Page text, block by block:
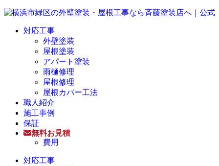
対応工事
外壁塗装
屋根塗装
アパート塗装
雨樋修理
屋根修理
屋根カバー工法
職人紹介
施工事例
保証
無料お見積
費用
対応工事